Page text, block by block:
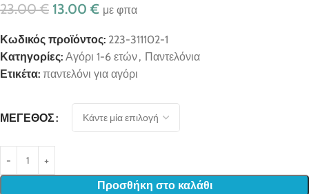
23.00€ 13.00€ με φπα
Κωδικός προϊόντος: 223-311102-1
Κατηγορίες: Αγόρι 1-6 ετών, Παντελόνια
Ετικέτα: παντελόνι για αγόρι
ΜΈΓΕΘΟΣ
Προσθήκη στο καλάθι